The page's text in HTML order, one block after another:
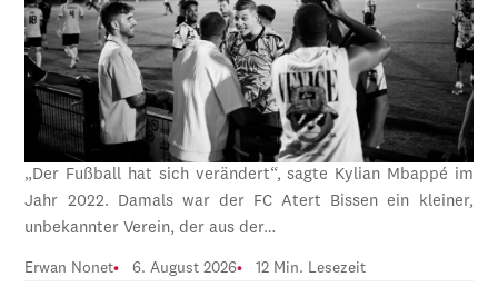
„Der Fußball hat sich verändert“, sagte Kylian Mbappé im
Jahr 2022. Damals war der FC Atert Bissen ein kleiner,
unbekannter Verein, der aus der…
Erwan Nonet 6. August 2026 12 Min. Lesezeit